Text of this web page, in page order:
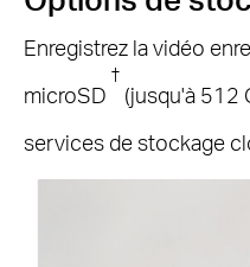
Enregistrez la vidéo
microSD
†
(jusqu'à 512
services de stockage